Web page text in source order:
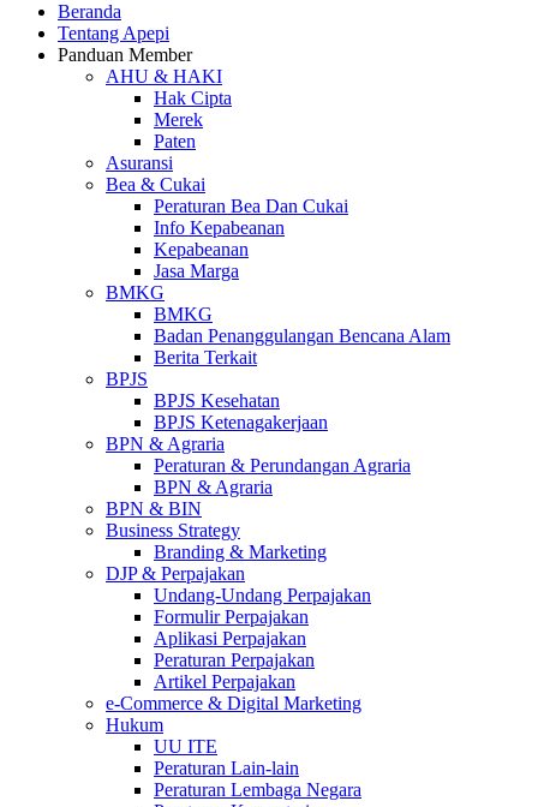
Beranda
Tentang Apepi
Panduan Member
AHU & HAKI
Hak Cipta
Merek
Paten
Asuransi
Bea & Cukai
Peraturan Bea Dan Cukai
Info Kepabeanan
Kepabeanan
Jasa Marga
BMKG
BMKG
Badan Penanggulangan Bencana Alam
Berita Terkait
BPJS
BPJS Kesehatan
BPJS Ketenagakerjaan
BPN & Agraria
Peraturan & Perundangan Agraria
BPN & Agraria
BPN & BIN
Business Strategy
Branding & Marketing
DJP & Perpajakan
Undang-Undang Perpajakan
Formulir Perpajakan
Aplikasi Perpajakan
Peraturan Perpajakan
Artikel Perpajakan
e-Commerce & Digital Marketing
Hukum
UU ITE
Peraturan Lain-lain
Peraturan Lembaga Negara